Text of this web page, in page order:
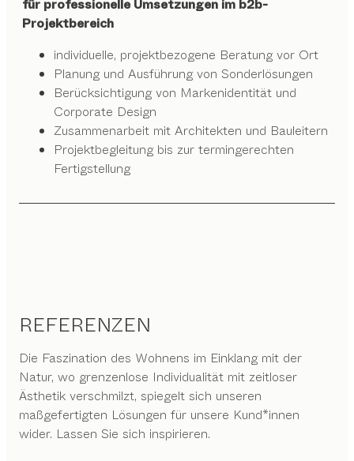
für professionelle Umsetzungen im b2b-
Projektbereich
individuelle, projektbezogene Beratung vor Ort
Planung und Ausführung von Sonderlösungen
Berücksichtigung von Markenidentität und
Corporate Design
Zusammenarbeit mit Architekten und Bauleitern
Projektbegleitung bis zur termingerechten
Fertigstellung
REFERENZEN
Die Faszination des Wohnens im Einklang mit der
Natur, wo grenzenlose Individualität mit zeitloser
Ästhetik verschmilzt, spiegelt sich unseren
maßgefertigten Lösungen für unsere Kund*innen
wider. Lassen Sie sich inspirieren.